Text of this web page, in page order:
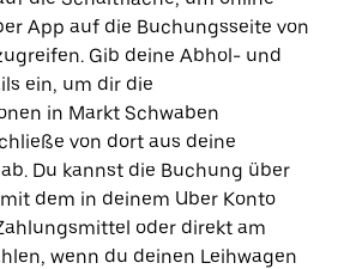
App auf die Buchungsseite von
Gib deine Abhol- und
ein, um dir die
in Markt Schwaben
von dort aus deine
Du kannst die Buchung über
dem in deinem Uber Konto
oder direkt am
wenn du deinen Leihwagen